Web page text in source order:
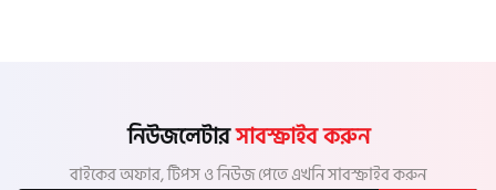
নিউজলেটারসাবস্ক্রাইব করুন
বাইকের অফার, টিপস ও নিউজ পেতে এখনি সাবস্ক্রাইব করুন